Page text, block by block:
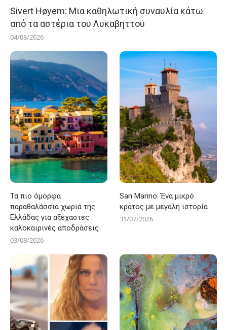
Sivert Høyem: Μια καθηλωτική συναυλία κάτω
από τα αστέρια του Λυκαβηττού
04/08/2026
Τα πιο όμορφα
παραθαλάσσια χωριά της
Ελλάδας για αξέχαστες
καλοκαιρινές αποδράσεις
03/08/2026
San Marino: Ένα μικρό
κράτος με μεγάλη ιστορία
31/07/2026